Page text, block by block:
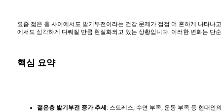
요즘 젊은 층 사이에서도 발기부전이라는 건강 문제가 점점 더 흔하게 나타나
에서도 심각하게 다뤄질 만큼 현실화되고 있는 상황입니다. 이러한 변화는
핵심 요약
젊은층 발기부전 증가 추세: 스트레스, 수면 부족, 운동 부족 등 현대인